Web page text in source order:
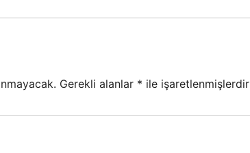
Gerekli alanlar * ile işaretlenmişlerdir